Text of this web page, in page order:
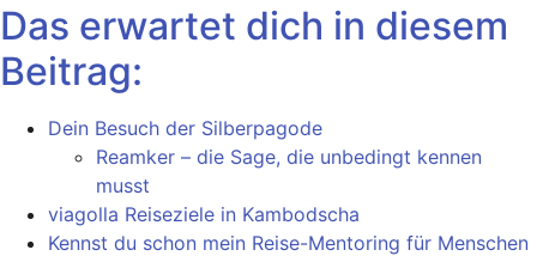
Das erwartet dich in diesem
Beitrag:
Dein Besuch der Silberpagode
Reamker – die Sage, die unbedingt kennen
musst
viagolla Reiseziele in Kambodscha
Kennst du schon mein Reise-Mentoring für Menschen